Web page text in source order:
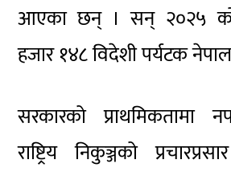
आएका छन् । सन् २०२५
हजार १४८ विदेशी पर्यटक
सरकारको प्राथमिकतामा
राष्ट्रिय निकुञ्जको